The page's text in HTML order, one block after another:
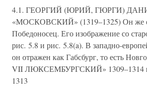
4.1. ГЕОРГИЙ (ЮРИЙ, ГЮРГИ)
«МОСКОВСКИЙ» (1319–1325) Он же
Победоносец. Его изображение со
рис. 5.8 и рис. 5.8(a). В западно-
он отражен как Габсбург, то есть
VII ЛЮКСЕМБУРГСКИЙ» 1309–1314
1313